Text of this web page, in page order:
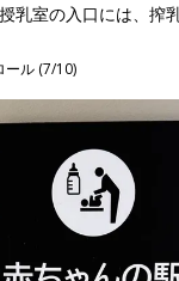
乳室の入口には、搾
ール (7/10)